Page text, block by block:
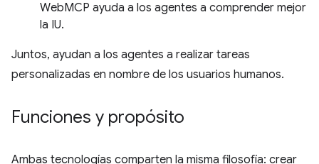
WebMCP ayuda a los agentes a comprender mejor
la IU.
Juntos, ayudan a los agentes a realizar tareas
personalizadas en nombre de los usuarios humanos.
Funciones y propósito
Ambas tecnologías comparten la misma filosofía: crear